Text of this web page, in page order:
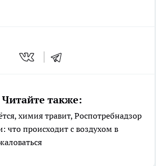
Читайте также:
химия травит, Роспотребнадзор
что происходит с воздухом в